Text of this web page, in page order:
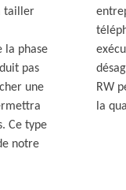
tailler
la phase
pas
une
Ce type
notre
RW
la